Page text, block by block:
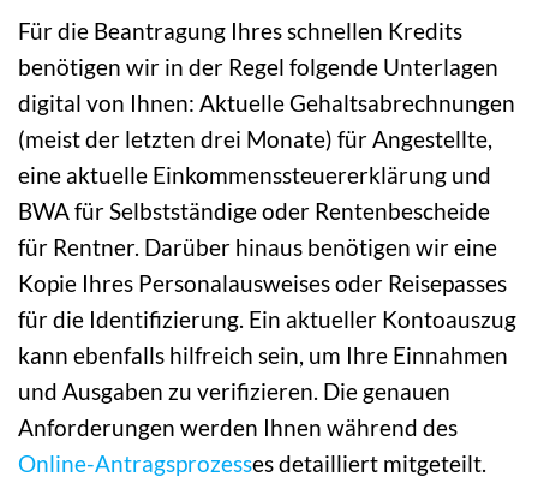
Für die Beantragung Ihres schnellen Kredits
benötigen wir in der Regel folgende Unterlagen
digital von Ihnen: Aktuelle Gehaltsabrechnungen
(meist der letzten drei Monate) für Angestellte,
eine aktuelle Einkommenssteuererklärung und
BWA für Selbstständige oder Rentenbescheide
für Rentner. Darüber hinaus benötigen wir eine
Kopie Ihres Personalausweises oder Reisepasses
für die Identifizierung. Ein aktueller Kontoauszug
kann ebenfalls hilfreich sein, um Ihre Einnahmen
und Ausgaben zu verifizieren. Die genauen
Anforderungen werden Ihnen während des
Online-Antragsprozesses detailliert mitgeteilt.